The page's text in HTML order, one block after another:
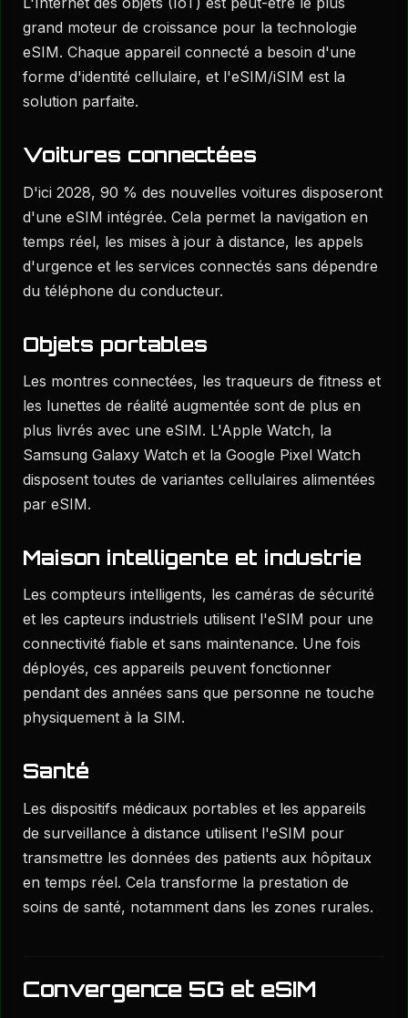
grand moteur de croissance pour la technologie
eSIM. Chaque appareil connecté a besoin d'une
forme d'identité cellulaire, et l'eSIM/iSIM est la
solution parfaite.
Voitures connectées
D'ici 2028, 90 % des nouvelles voitures disposeront
d'une eSIM intégrée. Cela permet la navigation en
temps réel, les mises à jour à distance, les appels
d'urgence et les services connectés sans dépendre
du téléphone du conducteur.
Objets portables
Les montres connectées, les traqueurs de fitness et
les lunettes de réalité augmentée sont de plus en
plus livrés avec une eSIM. L'Apple Watch, la
Samsung Galaxy Watch et la Google Pixel Watch
disposent toutes de variantes cellulaires alimentées
par eSIM.
Maison intelligente et industrie
Les compteurs intelligents, les caméras de sécurité
et les capteurs industriels utilisent l'eSIM pour une
connectivité fiable et sans maintenance. Une fois
déployés, ces appareils peuvent fonctionner
pendant des années sans que personne ne touche
physiquement à la SIM.
Santé
Les dispositifs médicaux portables et les appareils
de surveillance à distance utilisent l'eSIM pour
transmettre les données des patients aux hôpitaux
en temps réel. Cela transforme la prestation de
soins de santé, notamment dans les zones rurales.
Convergence 5G et eSIM